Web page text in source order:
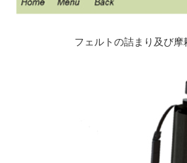
フェルトの詰まり及び摩